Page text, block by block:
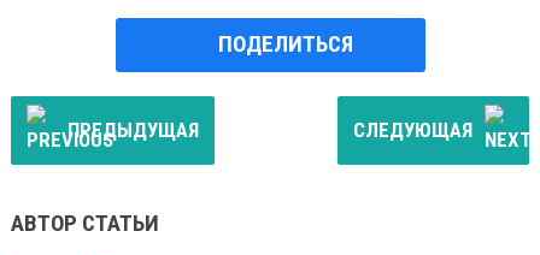
ПОДЕЛИТЬСЯ
ПРЕДЫДУЩАЯ СЛЕДУЮЩАЯ
АВТОР СТАТЬИ